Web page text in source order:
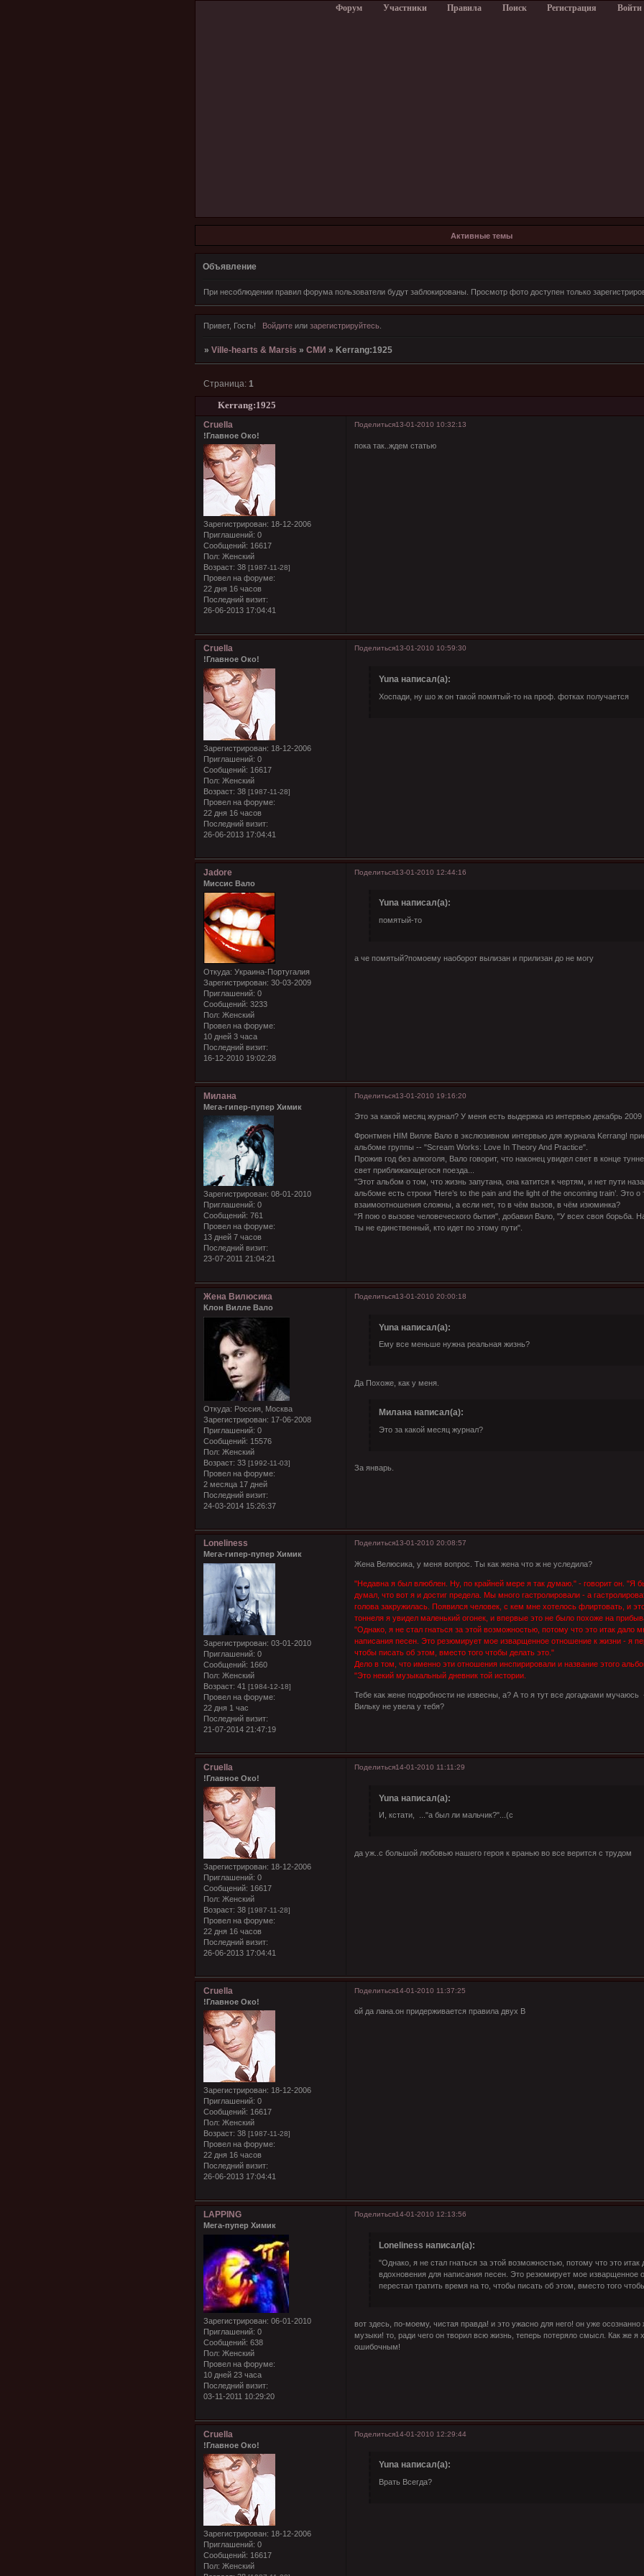
Форум Участники Правила Поиск Регистрация Войти
Активные темы
Объявление
При несоблюдении правил форума пользователи будут заблокированы. Просмотр фото доступен только
Привет, Гость! Войдитеили зарегистрируйтесь.
»Ville-hearts & Marsis »СМИ »Kerrang:1925
Kerrang:1925
Страница: 1
Поделиться13-01-2010 10:32:13
Cruella
!Главное Око!
Зарегистрирован: 18-12-2006
Приглашений: 0
Сообщений: 16617
Пол: Женский
Возраст: 38 [1987-11-28]
Провел на форуме:
22 дня 16 часов
Последний визит:
26-06-2013 17:04:41
пока так..ждем статью
Поделиться13-01-2010 10:59:30
Cruella
!Главное Око!
Зарегистрирован: 18-12-2006
Приглашений: 0
Сообщений: 16617
Пол: Женский
Возраст: 38 [1987-11-28]
Провел на форуме:
22 дня 16 часов
Последний визит:
26-06-2013 17:04:41
Yuna написал(а):
Хоспади, ну шо ж он такой помятый-то на проф. фотках получается
Поделиться13-01-2010 12:44:16
Jadore
Миссис Вало
Откуда: Украина-Португалия
Зарегистрирован: 30-03-2009
Приглашений: 0
Сообщений: 3233
Пол: Женский
Провел на форуме:
10 дней 3 часа
Последний визит:
16-12-2010 19:02:28
Yuna написал(а):
помятый-то
а че помятый?помоему наоборот вылизан и прилизан до не могу
Поделиться13-01-2010 19:16:20
Милана
Мега-гипер-пупер Химик
Зарегистрирован: 08-01-2010
Приглашений: 0
Сообщений: 761
Провел на форуме:
13 дней 7 часов
Последний визит:
23-07-2011 21:04:21
Это за какой месяц журнал? У меня есть выдержка из интервью декабрь 2009
Фронтмен HIM Вилле Вало в экслюзивном интервью для журнала Kerrang!
альбоме группы -- "Scream Works: Love In Theory And Practice".
Прожив год без алкоголя, Вало говорит, что наконец увидел свет в конце
свет приближающегося поезда...
"Этот альбом о том, что жизнь запутана, она катится к чертям, и нет пути
альбоме есть строки ’Here’s to the pain and the light of the oncoming train’. Это
взаимоотношения сложны, а если нет, то в чём вызов, в чём изюминка?
“Я пою о вызове человеческого бытия", добавил Вало, "У всех своя борьба.
ты не единственный, кто идет по этому пути".
Поделиться13-01-2010 20:00:18
Жена Вилюсика
Клон Вилле Вало
Откуда: Россия, Москва
Зарегистрирован: 17-06-2008
Приглашений: 0
Сообщений: 15576
Пол: Женский
Возраст: 33 [1992-11-03]
Провел на форуме:
2 месяца 17 дней
Последний визит:
24-03-2014 15:26:37
Yuna написал(а):
Ему все меньше нужна реальная жизнь?
Да Похоже, как у меня.
Милана написал(а):
Это за какой месяц журнал?
За январь.
Поделиться13-01-2010 20:08:57
Loneliness
Мега-гипер-пупер Химик
Зарегистрирован: 03-01-2010
Приглашений: 0
Сообщений: 1660
Пол: Женский
Возраст: 41 [1984-12-18]
Провел на форуме:
22 дня 1 час
Последний визит:
21-07-2014 21:47:19
Жена Велюсика, у меня вопрос. Ты как жена что ж не уследила?
"Недавна я был влюблен. Ну, по крайней мере я так думаю." - говорит он. "Я
думал, что вот я и достиг предела. Мы много гастролировали - а
голова закружилась. Появился человек, с кем мне хотелось флиртовать, и
тоннеля я увидел маленький огонек, и впервые это не было похоже на
"Однако, я не стал гнаться за этой возможностью, потому что это итак дало
написания песен. Это резюмирует мое изварщенное отношение к жизни - я
чтобы писать об этом, вместо того чтобы делать это."
Дело в том, что именно эти отношения инспирировали и название этого
"Это некий музыкальный дневник той истории.
Тебе как жене подробности не извесны, а? А то я тут все догадками мучаюсь
Вильку не увела у тебя?
Поделиться14-01-2010 11:11:29
Cruella
!Главное Око!
Зарегистрирован: 18-12-2006
Приглашений: 0
Сообщений: 16617
Пол: Женский
Возраст: 38 [1987-11-28]
Провел на форуме:
22 дня 16 часов
Последний визит:
26-06-2013 17:04:41
Yuna написал(а):
И, кстати, ..."а был ли мальчик?"...(с
да уж..с большой любовью нашего героя к вранью во все верится с трудом
Поделиться14-01-2010 11:37:25
Cruella
!Главное Око!
Зарегистрирован: 18-12-2006
Приглашений: 0
Сообщений: 16617
Пол: Женский
Возраст: 38 [1987-11-28]
Провел на форуме:
22 дня 16 часов
Последний визит:
26-06-2013 17:04:41
ой да лана.он придерживается правила двух В
Поделиться14-01-2010 12:13:56
LAPPING
Мега-пупер Химик
Зарегистрирован: 06-01-2010
Приглашений: 0
Сообщений: 638
Пол: Женский
Провел на форуме:
10 дней 23 часа
Последний визит:
03-11-2011 10:29:20
Loneliness написал(а):
"Однако, я не стал гнаться за этой возможностью, потому что это итак
вдохновения для написания песен. Это резюмирует мое изварщенное
перестал тратить время на то, чтобы писать об этом, вместо того
вот здесь, по-моему, чистая правда! и это ужасно для него! он уже
музыки! то, ради чего он творил всю жизнь, теперь потеряло смысл. Как же
ошибочным!
Поделиться14-01-2010 12:29:44
Cruella
!Главное Око!
Зарегистрирован: 18-12-2006
Приглашений: 0
Сообщений: 16617
Пол: Женский
Yuna написал(а):
Врать Всегда?